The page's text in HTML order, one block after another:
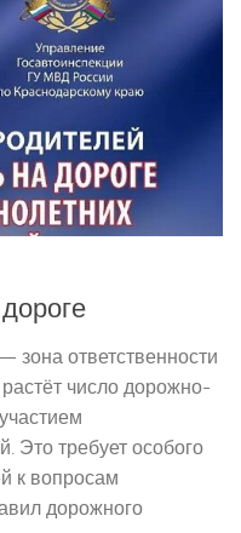
зона ответственности
число дорожно-
Это требует особого
к вопросам
дорожного